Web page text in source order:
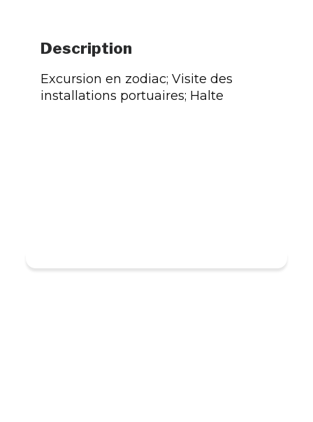
Description
Excursion en zodiac; Visite des
installations portuaires; Halte